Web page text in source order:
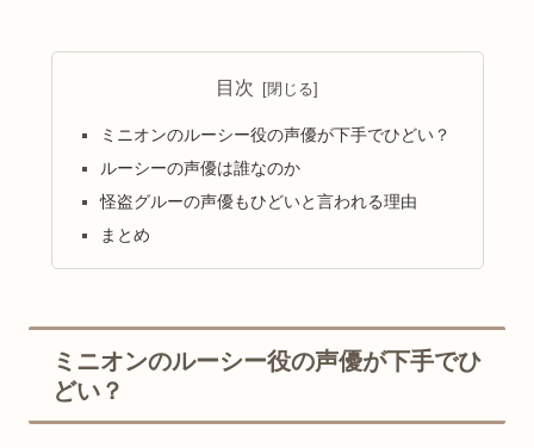
目次
ミニオンのルーシー役の声優が下手でひどい？
ルーシーの声優は誰なのか
怪盗グルーの声優もひどいと言われる理由
まとめ
ミニオンのルーシー役の声優が下手でひ
どい？